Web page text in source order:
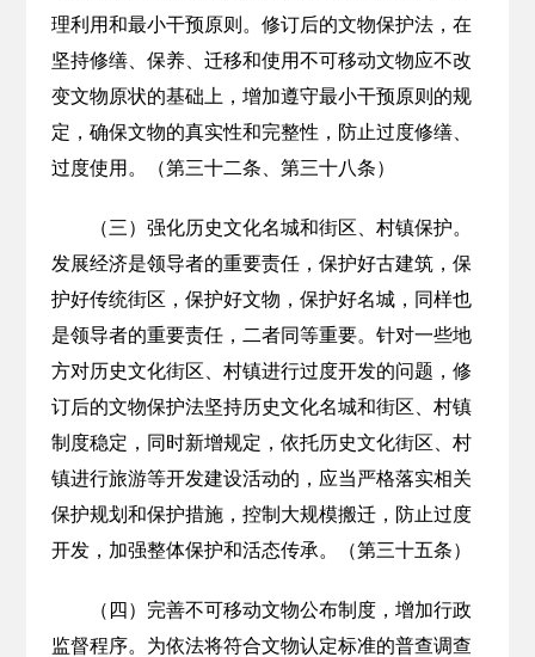
理利用和最小干预原则。修订后的文物保护法，在
坚持修缮、保养、迁移和使用不可移动文物应不改
变文物原状的基础上，增加遵守最小干预原则的规
定，确保文物的真实性和完整性，防止过度修缮、
过度使用。（第三十二条、第三十八条）
（三）强化历史文化名城和街区、村镇保护。
发展经济是领导者的重要责任，保护好古建筑，保
护好传统街区，保护好文物，保护好名城，同样也
是领导者的重要责任，二者同等重要。针对一些地
方对历史文化街区、村镇进行过度开发的问题，修
订后的文物保护法坚持历史文化名城和街区、村镇
制度稳定，同时新增规定，依托历史文化街区、村
镇进行旅游等开发建设活动的，应当严格落实相关
保护规划和保护措施，控制大规模搬迁，防止过度
开发，加强整体保护和活态传承。（第三十五条）
（四）完善不可移动文物公布制度，增加行政
监督程序。为依法将符合文物认定标准的普查调查